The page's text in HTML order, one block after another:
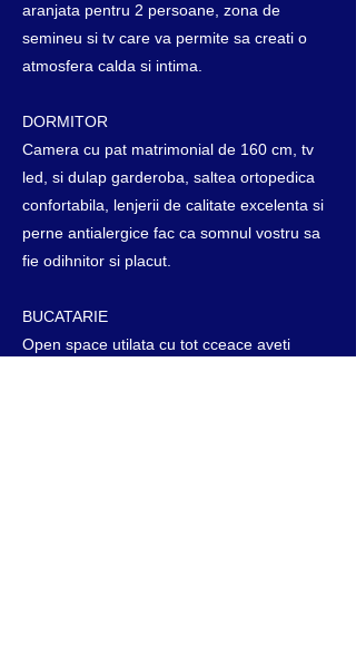
aranjata pentru 2 persoane, zona de
semineu si tv care va permite sa creati o
atmosfera calda si intima.
DORMITOR
Camera cu pat matrimonial de 160 cm, tv
led, si dulap garderoba, saltea ortopedica
confortabila, lenjerii de calitate excelenta si
perne antialergice fac ca somnul vostru sa
fie odihnitor si placut.
BUCATARIE
Open space utilata cu tot cceace aveti